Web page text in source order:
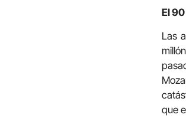
El
Las
que